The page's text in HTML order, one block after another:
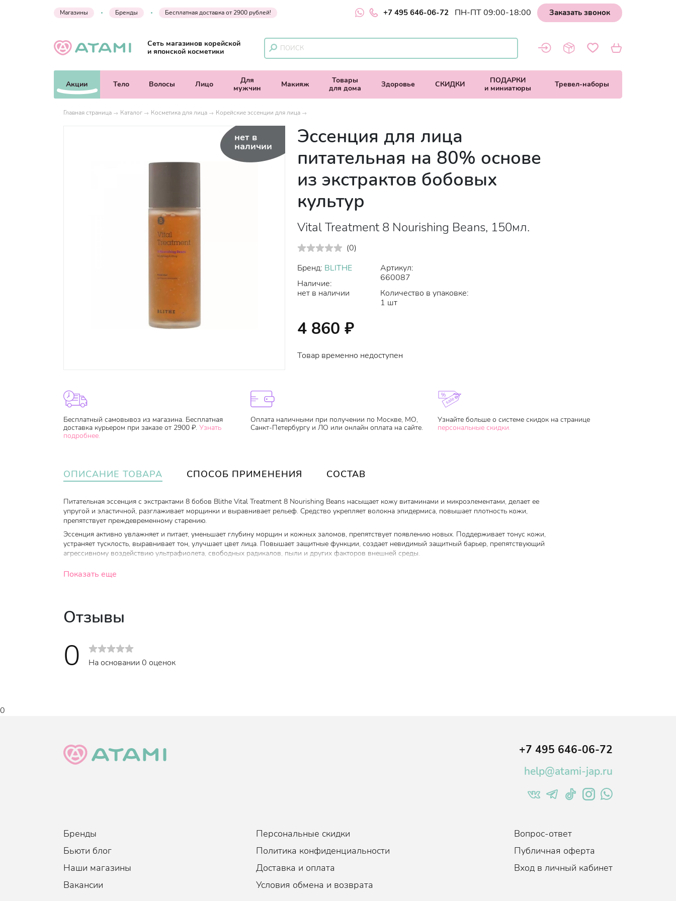
Магазины Бренды Бесплатная доставка от 2900 рублей! +7 495 646-06-72 ПН-ПТ 09:00-18:00 Заказать звонок
Сеть магазинов корейской
и японской косметики
Акции Тело Волосы Лицо
Для
мужчин
Макияж
Товары
для дома
Здоровье СКИДКИ
ПОДАРКИ
и миниатюры
Тревел-наборы
Главная страница Каталог Косметика для лица Корейские эссенции для лица
нет в
наличии
Эссенция для лица
питательная на 80% основе
из экстрактов бобовых
культур
Vital Treatment 8 Nourishing Beans, 150мл.
(0)
Бренд: BLITHE
Наличие:
нет в наличии
Артикул:
660087
Количество в упаковке:
1 шт
4 860 ₽
Товар временно недоступен
Бесплатный самовывоз из магазина. Бесплатная
доставка курьером при заказе от 2900 ₽. Узнать
подробнее.
Оплата наличными при получении по Москве, МО,
Санкт-Петербургу и ЛО или онлайн оплата на сайте.
Узнайте больше о системе скидок на странице
персональные скидки.
ОПИСАНИЕ ТОВАРА СПОСОБ ПРИМЕНЕНИЯ СОСТАВ
Питательная эссенция с экстрактами 8 бобов Blithe Vital Treatment 8 Nourishing Beans насыщает кожу витаминами и микроэлементами, делает ее
упругой и эластичной, разглаживает морщинки и выравнивает рельеф. Средство укрепляет волокна эпидермиса, повышает плотность кожи,
препятствует преждевременному старению.
Эссенция активно увлажняет и питает, уменьшает глубину морщин и кожных заломов, препятствует появлению новых. Поддерживает тонус кожи,
устраняет тусклость, выравнивает тон, улучшает цвет лица. Повышает защитные функции, создает невидимый защитный барьер, препятствующий
агрессивному воздействию ультрафиолета, свободных радикалов, пыли и других факторов внешней среды.
основе. Средство на
Экстракт кэроба — антиоксидант, защищает кожу от внешних раздражителей, выводит токсины.
Экстракт фасоли оказывает антибактериальное действие, ускоряет процессы регенерации и обновления.
Дополнительные действующие ингредиенты:
Комплекс пептидов нормализует выработку коллагена и эластина, разглаживает кожу, выравнивает рельеф. Улучшает
цвет кожи, придает ей здоровое сияние и упругость.
обеспечивает осветляющий эффект и сужение пор, освежает кожу.
Подходит для всех типов кожи.
Показать еще
Отзывы
0 На основании 0 оценок
0
+7 495 646-06-72
help@atami-jap.ru
Бренды
Бьюти блог
Наши магазины
Вакансии
Персональные скидки
Политика конфиденциальности
Доставка и оплата
Условия обмена и возврата
Вопрос-ответ
Публичная оферта
Вход в личный кабинет